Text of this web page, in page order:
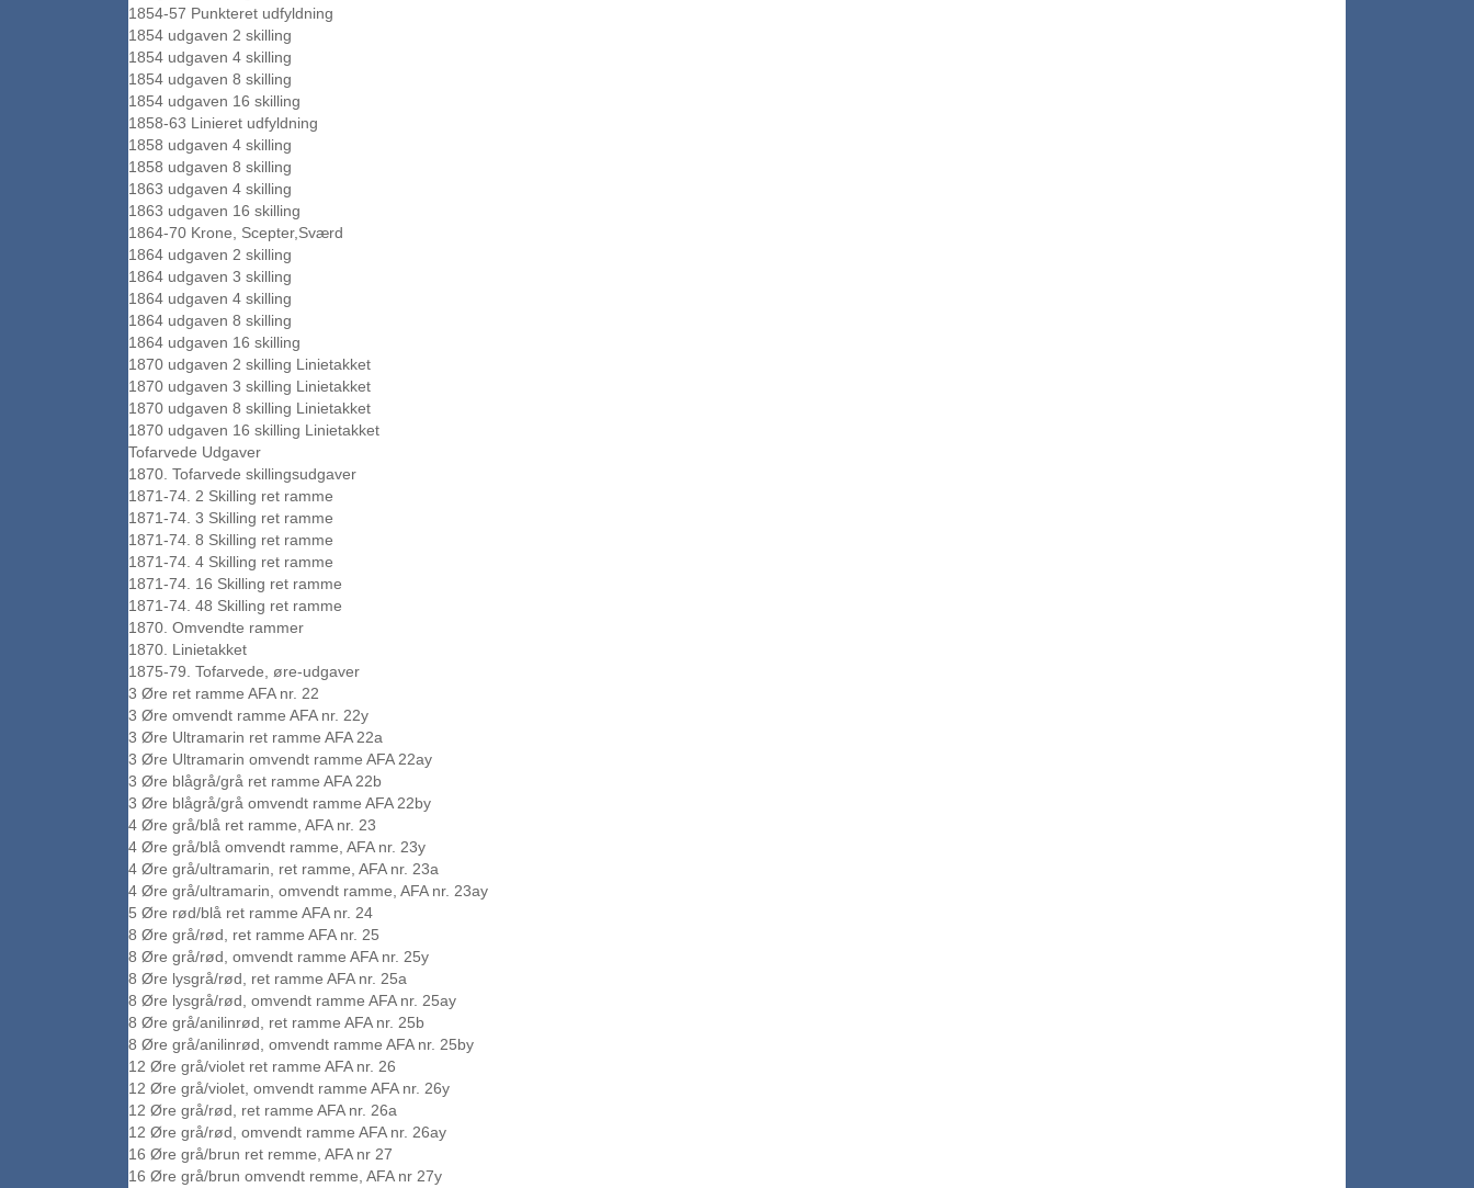
1854-57 Punkteret udfyldning
1854 udgaven 2 skilling
1854 udgaven 4 skilling
1854 udgaven 8 skilling
1854 udgaven 16 skilling
1858-63 Linieret udfyldning
1858 udgaven 4 skilling
1858 udgaven 8 skilling
1863 udgaven 4 skilling
1863 udgaven 16 skilling
1864-70 Krone, Scepter,Sværd
1864 udgaven 2 skilling
1864 udgaven 3 skilling
1864 udgaven 4 skilling
1864 udgaven 8 skilling
1864 udgaven 16 skilling
1870 udgaven 2 skilling Linietakket
1870 udgaven 3 skilling Linietakket
1870 udgaven 8 skilling Linietakket
1870 udgaven 16 skilling Linietakket
Tofarvede Udgaver
1870. Tofarvede skillingsudgaver
1871-74. 2 Skilling ret ramme
1871-74. 3 Skilling ret ramme
1871-74. 8 Skilling ret ramme
1871-74. 4 Skilling ret ramme
1871-74. 16 Skilling ret ramme
1871-74. 48 Skilling ret ramme
1870. Omvendte rammer
1870. Linietakket
1875-79. Tofarvede, øre-udgaver
3 Øre ret ramme AFA nr. 22
3 Øre omvendt ramme AFA nr. 22y
3 Øre Ultramarin ret ramme AFA 22a
3 Øre Ultramarin omvendt ramme AFA 22ay
3 Øre blågrå/grå ret ramme AFA 22b
3 Øre blågrå/grå omvendt ramme AFA 22by
4 Øre grå/blå ret ramme, AFA nr. 23
4 Øre grå/blå omvendt ramme, AFA nr. 23y
4 Øre grå/ultramarin, ret ramme, AFA nr. 23a
4 Øre grå/ultramarin, omvendt ramme, AFA nr. 23ay
5 Øre rød/blå ret ramme AFA nr. 24
8 Øre grå/rød, ret ramme AFA nr. 25
8 Øre grå/rød, omvendt ramme AFA nr. 25y
8 Øre lysgrå/rød, ret ramme AFA nr. 25a
8 Øre lysgrå/rød, omvendt ramme AFA nr. 25ay
8 Øre grå/anilinrød, ret ramme AFA nr. 25b
8 Øre grå/anilinrød, omvendt ramme AFA nr. 25by
12 Øre grå/violet ret ramme AFA nr. 26
12 Øre grå/violet, omvendt ramme AFA nr. 26y
12 Øre grå/rød, ret ramme AFA nr. 26a
12 Øre grå/rød, omvendt ramme AFA nr. 26ay
16 Øre grå/brun ret remme, AFA nr 27
16 Øre grå/brun omvendt remme, AFA nr 27y